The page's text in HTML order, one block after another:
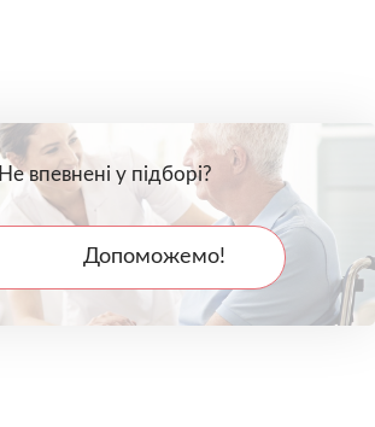
Не впевнені у підборі?
Допоможемо!